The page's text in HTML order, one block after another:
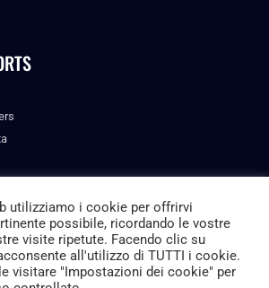
© ALL RIGHTS RESERVED.
PRIVACY POLICY
utilizziamo i cookie per offrirvi
possibile, ricordando le vostre
visite ripetute. Facendo clic su
all'utilizzo di TUTTI i cookie.
visitare "Impostazioni dei cookie" per